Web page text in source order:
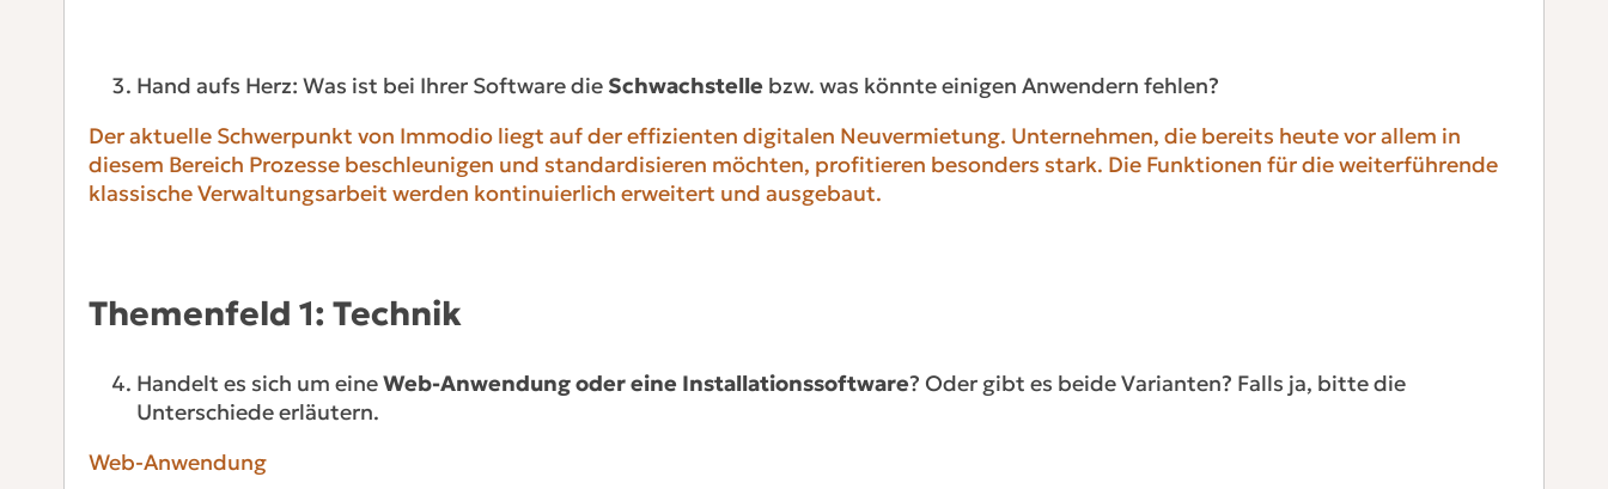
Hand aufs Herz: Was ist bei Ihrer Software die Schwachstellebzw. was könnte einigen Anwendern fehlen?
Der aktuelle Schwerpunkt von Immodio liegt auf der effizienten digitalen Neuvermietung. Unternehmen, die bereits heute vor allem in
diesem Bereich Prozesse beschleunigen und standardisieren möchten, profitieren besonders stark. Die Funktionen für die weiterführende
klassische Verwaltungsarbeit werden kontinuierlich erweitert und ausgebaut.
Themenfeld 1: Technik
Handelt es sich um eineWeb-Anwendung oder eine Installationssoftware? Oder gibt es beide Varianten? Falls ja, bitte die
Unterschiede erläutern.
Web-Anwendung